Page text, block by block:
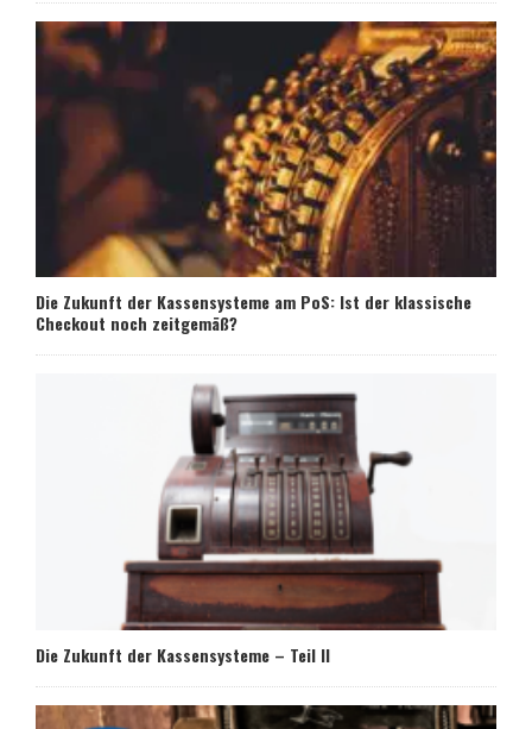
Die Zukunft der Kassensysteme am PoS: Ist der klassische
Checkout noch zeitgemäß?
Die Zukunft der Kassensysteme – Teil II